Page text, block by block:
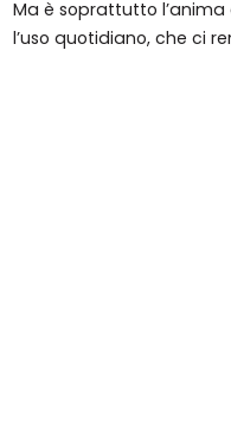
Ma è soprattutto
l’uso quotidiano, che ci